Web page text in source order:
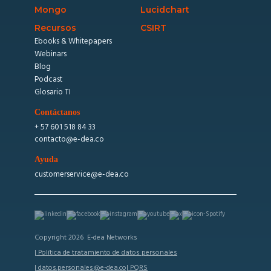
Mongo
Lucidchart
Recursos
Ebooks & Whitepapers
Webinars
Blog
Podcast
Glosario TI
CSIRT
Contáctanos
+ 57 601 518 84 33
contacto@e-dea.co
Ayuda
customerservice@e-dea.co
Copyright 2026 E-dea Networks
| Política de tratamiento de datos personales
| datos.personales@e-dea.co| PQRS